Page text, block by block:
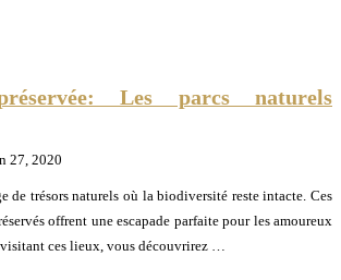
Les parcs naturels
27, 2020
de trésors naturels où la biodiversité reste intacte. Ces
offrent une escapade parfaite pour les amoureux
ces lieux, vous découvrirez …